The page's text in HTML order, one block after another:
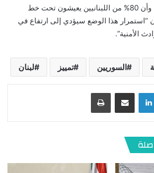
(نحو 7 ملايين نسمة) وأن 80% من اللبنانيين يعيشون تحت خط
“استمرار هذا الوضع سيؤدي إلى ارتفاع في
الأمنية”.
السوريين تمييز لبنان
لينكدإن